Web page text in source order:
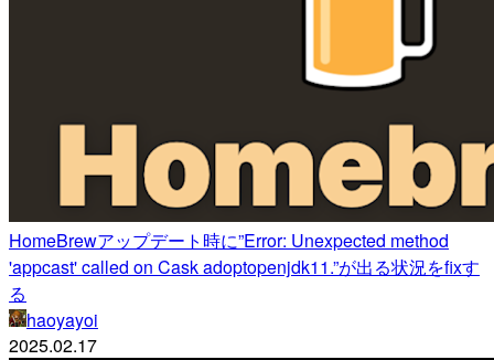
HomeBrewアップデート時に”Error: Unexpected method
'appcast' called on Cask adoptopenjdk11.”が出る状況をfixす
る
haoyayoi
2025.02.17